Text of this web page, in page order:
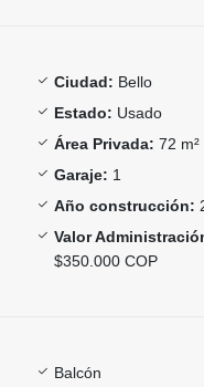
Ciudad: Bello
Estado: Usado
Área Privada: 72 m²
Garaje: 1
Año construcción:
Valor
$350.000 COP
Balcón